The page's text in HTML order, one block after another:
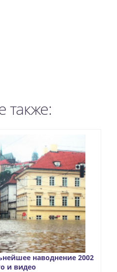
также:
наводнение 2002
и видео